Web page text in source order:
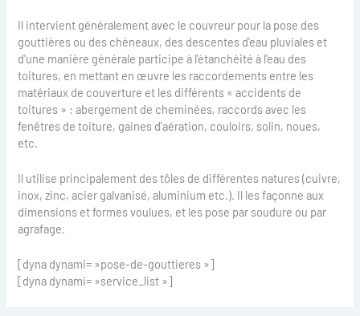
Il intervient généralement avec le couvreur pour la pose des
gouttières ou des chéneaux, des descentes d'eau pluviales et
d'une manière générale participe à l'étanchéité à l'eau des
toitures, en mettant en œuvre les raccordements entre les
matériaux de couverture et les différents « accidents de
toitures » : abergement de cheminées, raccords avec les
fenêtres de toiture, gaines d'aération, couloirs, solin, noues,
etc.
Il utilise principalement des tôles de différentes natures (cuivre,
inox, zinc, acier galvanisé, aluminium etc.). Il les façonne aux
dimensions et formes voulues, et les pose par soudure ou par
agrafage.
[dyna dynami= »pose-de-gouttieres »]
[dyna dynami= »service_list »]